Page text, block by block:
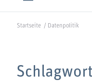
Startseite / Datenpolitik